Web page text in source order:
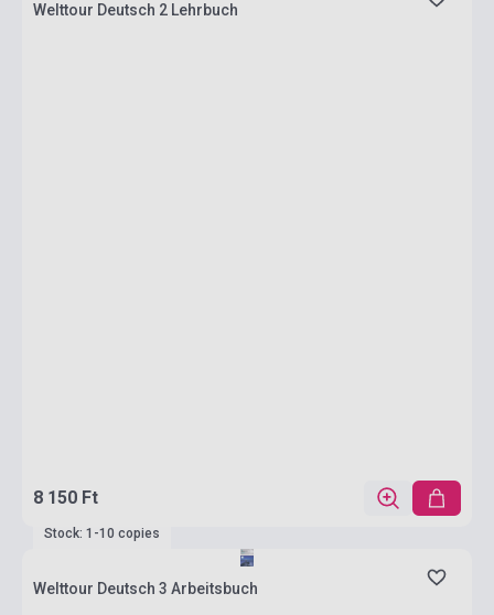
Welttour Deutsch 2 Lehrbuch
8 150 Ft
Stock: 1-10 copies
Welttour Deutsch 3 Arbeitsbuch